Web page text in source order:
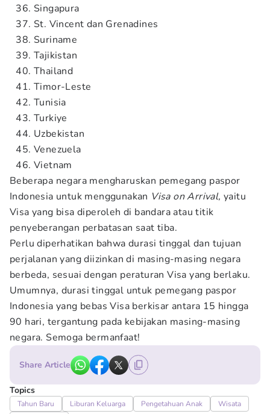
Singapura
St. Vincent dan Grenadines
Suriname
Tajikistan
Thailand
Timor-Leste
Tunisia
Turkiye
Uzbekistan
Venezuela
Vietnam
Beberapa negara mengharuskan pemegang paspor
Indonesia untuk menggunakan Visa on Arrival, yaitu
Visa yang bisa diperoleh di bandara atau titik
penyeberangan perbatasan saat tiba.
Perlu diperhatikan bahwa durasi tinggal dan tujuan
perjalanan yang diizinkan di masing-masing negara
berbeda, sesuai dengan peraturan Visa yang berlaku.
Umumnya, durasi tinggal untuk pemegang paspor
Indonesia yang bebas Visa berkisar antara 15 hingga
90 hari, tergantung pada kebijakan masing-masing
negara. Semoga bermanfaat!
Share Article
Topics
Tahun Baru Liburan Keluarga Pengetahuan Anak
Wisata